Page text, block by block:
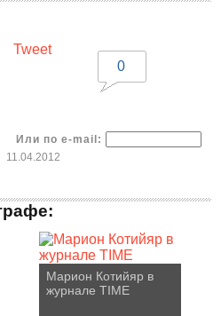
Tweet
0
Или по e-mail:
11.04.2012
Марион Котийяр в
журнале TIME